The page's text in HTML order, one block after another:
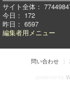
サイト全体：
今日： 172
昨日： 6597
編集者用メニュー
問い合わせ